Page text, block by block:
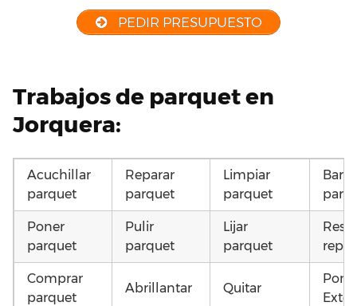
PEDIR PRESUPUESTO
Trabajos de parquet en
Jorquera:
Acuchillar
parquet
Reparar
parquet
Limpiar
parquet
Poner
parquet
Pulir
parquet
Lijar
parquet
Comprar
parquet
Abrillantar Quitar